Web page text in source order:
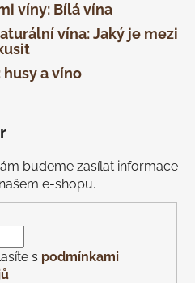
víny: Bílá vína
vína: Jaký je mezi
a víno
budeme zasílat informace
e-shopu.
s podmínkami